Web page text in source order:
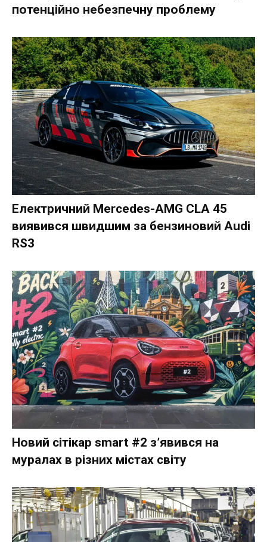
потенційно небезпечну проблему
Електричний Mercedes-AMG CLA 45
виявився швидшим за бензиновий Audi
RS3
Новий сітікар smart #2 з’явився на
муралах в різних містах світу